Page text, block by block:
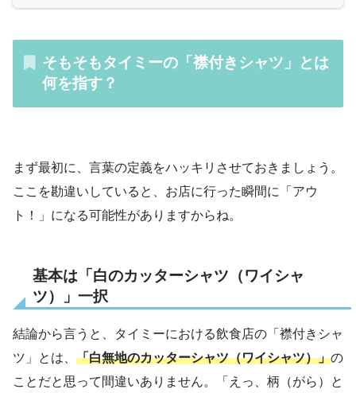
そもそもタイミーの「襟付きシャツ」とは
何を指す？
まず最初に、言葉の定義をハッキリさせておきましょう。
ここを勘違いしていると、お店に行った瞬間に「アウ
ト！」になる可能性がありますからね。
基本は「白のカッターシャツ（ワイシャ
ツ）」一択
結論から言うと、タイミーにおける飲食店の「襟付きシャ
ツ」とは、 「白無地のカッターシャツ（ワイシャツ）」の
ことだと思って間違いありません。「えっ、柄（がら）と